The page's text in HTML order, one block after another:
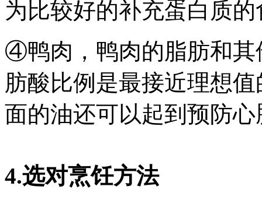
为比较好的补充蛋白质
④鸭肉，鸭肉的脂肪和其
肪酸比例是最接近理想
面的油还可以起到预防
4.选对烹饪方法